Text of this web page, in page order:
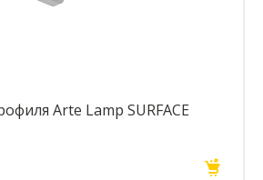
Arte Lamp SURFACE